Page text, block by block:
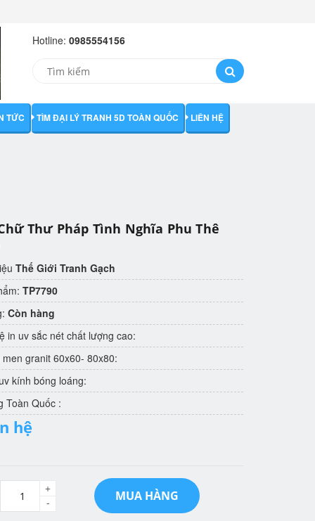
Hotline: 0985554156
TỨC TÌM ĐẠI LÝ TRANH 5D TOÀN QUỐC LIÊN HỆ
Thư Pháp Tình Nghĩa Phu Thê
Thế Giới Tranh Gạch
TP7790
Còn hàng
in uv sắc nét chất lượng cao:
men granit 60x60- 80x80:
kính bóng loáng:
Toàn Quốc :
hệ
-
+ MUA HÀNG